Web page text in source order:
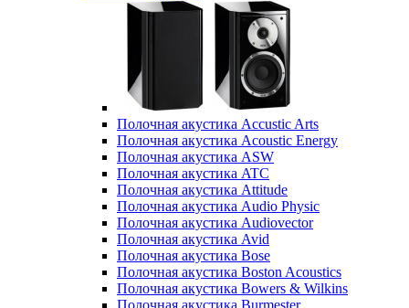
Полочная акустика Accustic Arts
Полочная акустика Acoustic Energy
Полочная акустика ASW
Полочная акустика ATC
Полочная акустика Attitude
Полочная акустика Audio Physic
Полочная акустика Audiovector
Полочная акустика Avid
Полочная акустика Bose
Полочная акустика Boston Acoustics
Полочная акустика Bowers & Wilkins